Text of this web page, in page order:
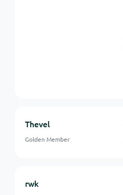
Thevel
Golden Member
rwk